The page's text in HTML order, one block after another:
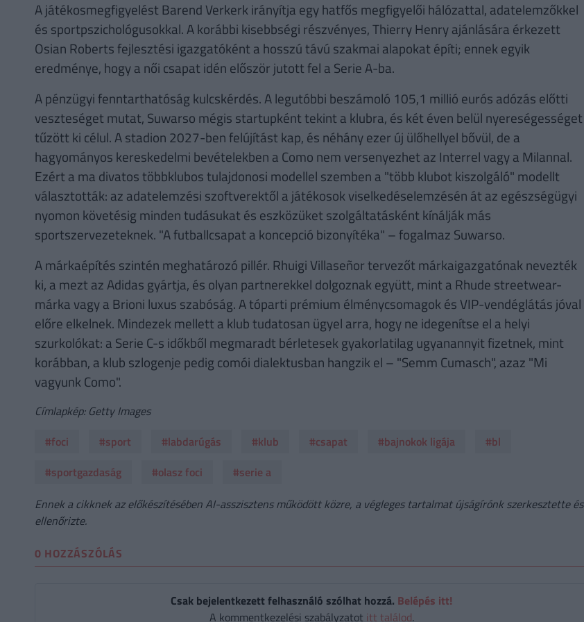
A játékosmegfigyelést Barend Verkerk irányítja egy hatfős megfigyelői hálózattal, adatelemzőkkel
és sportpszichológusokkal. A korábbi kisebbségi részvényes, Thierry Henry ajánlására érkezett
Osian Roberts fejlesztési igazgatóként a hosszú távú szakmai alapokat építi; ennek egyik
eredménye, hogy a női csapat idén először jutott fel a Serie A-ba.
A pénzügyi fenntarthatóság kulcskérdés. A legutóbbi beszámoló 105,1 millió eurós adózás előtti
veszteséget mutat, Suwarso mégis startupként tekint a klubra, és két éven belül nyereségességet
tűzött ki célul. A stadion 2027-ben felújítást kap, és néhány ezer új ülőhellyel bővül, de a
hagyományos kereskedelmi bevételekben a Como nem versenyezhet az Interrel vagy a Milannal.
Ezért a ma divatos többklubos tulajdonosi modellel szemben a "több klubot kiszolgáló" modellt
választották: az adatelemzési szoftverektől a játékosok viselkedéselemzésén át az egészségügyi
nyomon követésig minden tudásukat és eszközüket szolgáltatásként kínálják más
sportszervezeteknek. "A futballcsapat a koncepció bizonyítéka" – fogalmaz Suwarso.
A márkaépítés szintén meghatározó pillér. Rhuigi Villaseñor tervezőt márkaigazgatónak nevezték
ki, a mezt az Adidas gyártja, és olyan partnerekkel dolgoznak együtt, mint a Rhude streetwear-
márka vagy a Brioni luxus szabóság. A tóparti prémium élménycsomagok és VIP-vendéglátás jóval
előre elkelnek. Mindezek mellett a klub tudatosan ügyel arra, hogy ne idegenítse el a helyi
szurkolókat: a Serie C-s időkből megmaradt bérletesek gyakorlatilag ugyanannyit fizetnek, mint
korábban, a klub szlogenje pedig comói dialektusban hangzik el – "Semm Cumasch", azaz "Mi
vagyunk Como".
Címlapkép: Getty Images
#foci
#sport #labdarúgás #klub #csapat #bajnokok ligája
#bl
#sportgazdaság
#olasz foci
#serie a
Ennek a cikknek az előkészítésében AI-asszisztens működött közre, a végleges tartalmat újságírónk szerkesztette és
ellenőrizte.
0 HOZZÁSZÓLÁS
Csak bejelentkezett felhasználó szólhat hozzá. Belépés itt!
A kommentkezelési szabályzatot itt találod.